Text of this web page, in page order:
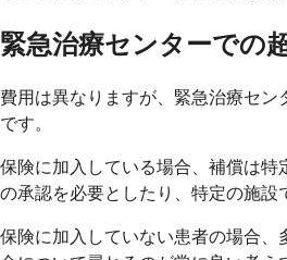
緊急治療センターでの
費用は異なりますが、緊急治療セ
です。
保険に加入している場合、補償は
の承認を必要としたり、特定の施設
保険に加入していない患者の場合